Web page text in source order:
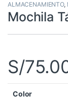
ALMACENAMIENTO,
Mochila
S/
Color